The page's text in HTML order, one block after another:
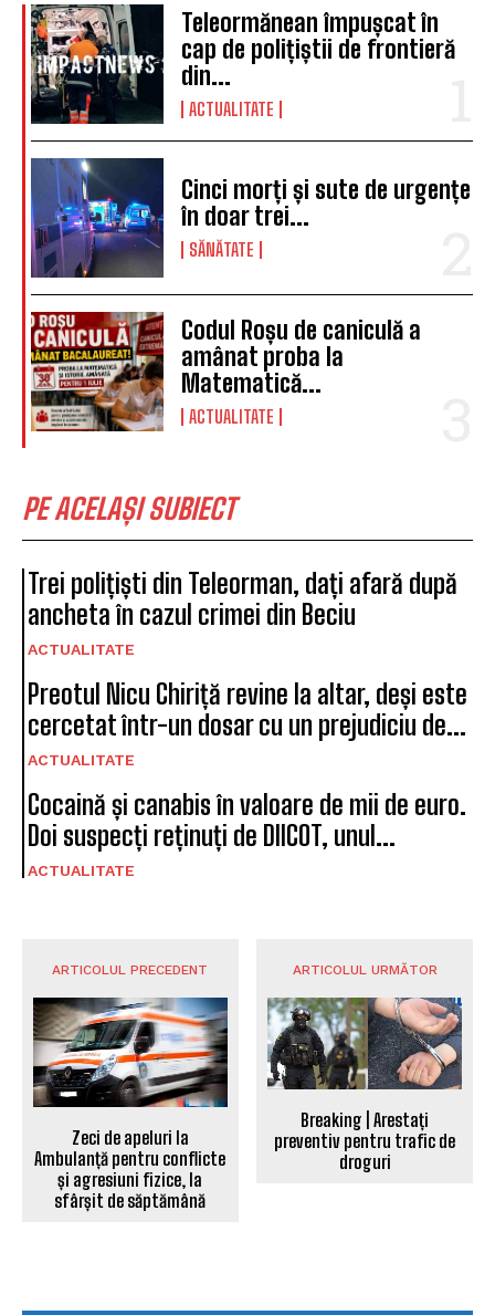
Teleormănean împușcat în
cap de polițiștii de frontieră
din...
ACTUALITATE
Cinci morți și sute de urgențe
în doar trei...
SĂNĂTATE
Codul Roșu de caniculă a
amânat proba la
Matematică...
ACTUALITATE
PE ACELAȘI SUBIECT
Trei polițiști din Teleorman, dați afară după
ancheta în cazul crimei din Beciu
ACTUALITATE
Preotul Nicu Chiriță revine la altar, deși este
cercetat într-un dosar cu un prejudiciu de...
ACTUALITATE
Cocaină și canabis în valoare de mii de euro.
Doi suspecți reținuți de DIICOT, unul...
ACTUALITATE
ARTICOLUL PRECEDENT
Zeci de apeluri la
Ambulanță pentru conflicte
și agresiuni fizice, la
sfârșit de săptămână
ARTICOLUL URMĂTOR
Breaking | Arestați
preventiv pentru trafic de
droguri